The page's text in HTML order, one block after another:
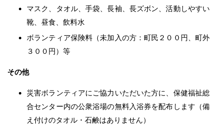
マスク、タオル、手袋、長袖、長ズボン、活動しやすい
靴、昼食、飲料水
ボランティア保険料（未加入の方：町民２００円、町外
３００円）等
その他
災害ボランティアにご協力いただいた方に、保健福祉総
合センター内の公衆浴場の無料入浴券を配布します（備
え付けのタオル・石鹸はありません）